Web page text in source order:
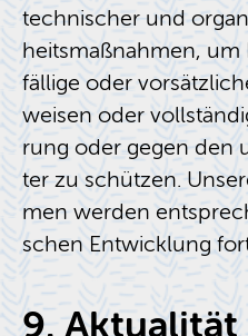
tech­ni­scher und
heits­maß­nah­men,
fäl­li­ge oder
wei­sen oder
rung oder gegen
ter zu schüt­zen.
men wer­den
schen Ent­wick­lung
9.